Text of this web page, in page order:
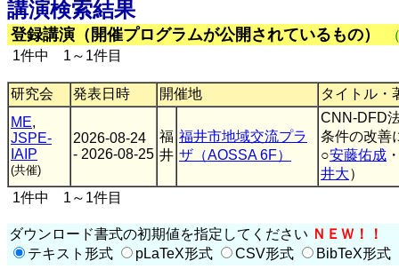
講演検索結果
登録講演（開催プログラムが公開されているもの）
1件中 1～1件目
研究会 発表日時 開催地
タイトル・
ME,
JSPE-
IAIP
(共催)
2026-08-24
- 2026-08-25
福
井
福井市地域交流プラ
ザ（AOSSA 6F）
CNN-DFD
条件の改善
○安藤佑成
井大）
1件中 1～1件目
ダウンロード書式の初期値を指定してください ＮＥＷ！！
テキスト形式
pLaTeX形式 CSV形式 BibTeX形式